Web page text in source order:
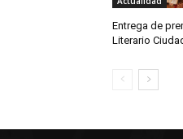
Entrega de
Literario